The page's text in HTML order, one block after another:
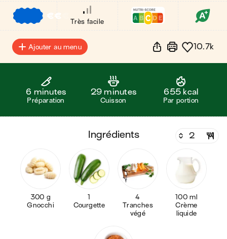
€€
Très facile
Ajouter au menu 10.7k
6 minutes
Préparation
29 minutes
Cuisson
655 kcal
Par portion
ingrédients
300 g
Gnocchi
1
Courgette
4
Tranches
végé
100 ml
Crème
liquide